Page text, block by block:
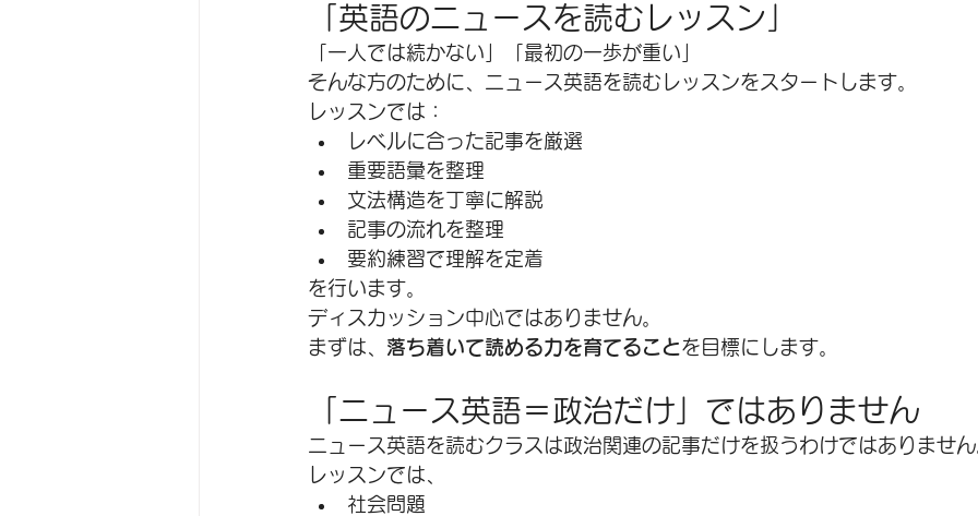
「英語のニュースを読むレッスン」
「一人では続かない」「最初の一歩が重い」
そんな方のために、ニュース英語を読むレッスンをスタートします。
レッスンでは：
レベルに合った記事を厳選
重要語彙を整理
文法構造を丁寧に解説
記事の流れを整理
要約練習で理解を定着
を行います。
ディスカッション中心ではありません。
まずは、 落ち着いて読める力を育てることを目標にします。
「ニュース英語＝政治だけ」ではありません
ニュース英語を読むクラスは政治関連の記事だけを扱うわけではありませ
レッスンでは、
社会問題